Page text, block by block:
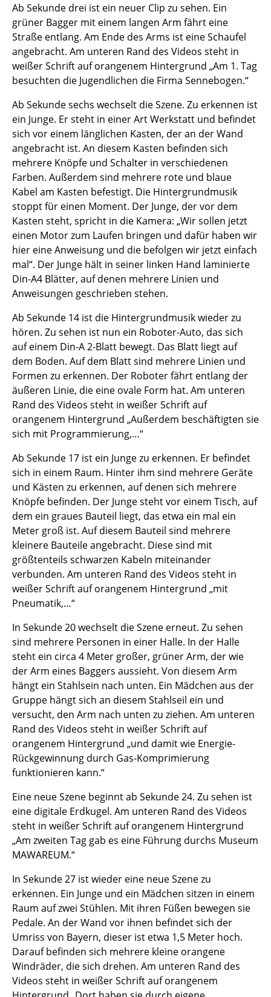
Ab Sekunde drei ist ein neuer Clip zu sehen. Ein
grüner Bagger mit einem langen Arm fährt eine
Straße entlang. Am Ende des Arms ist eine Schaufel
angebracht. Am unteren Rand des Videos steht in
weißer Schrift auf orangenem Hintergrund „Am 1. Tag
besuchten die Jugendlichen die Firma Sennebogen.“
Ab Sekunde sechs wechselt die Szene. Zu erkennen ist
ein Junge. Er steht in einer Art Werkstatt und befindet
sich vor einem länglichen Kasten, der an der Wand
angebracht ist. An diesem Kasten befinden sich
mehrere Knöpfe und Schalter in verschiedenen
Farben. Außerdem sind mehrere rote und blaue
Kabel am Kasten befestigt. Die Hintergrundmusik
stoppt für einen Moment. Der Junge, der vor dem
Kasten steht, spricht in die Kamera: „Wir sollen jetzt
einen Motor zum Laufen bringen und dafür haben wir
hier eine Anweisung und die befolgen wir jetzt einfach
mal“. Der Junge hält in seiner linken Hand laminierte
Din-A4 Blätter, auf denen mehrere Linien und
Anweisungen geschrieben stehen.
Ab Sekunde 14 ist die Hintergrundmusik wieder zu
hören. Zu sehen ist nun ein Roboter-Auto, das sich
auf einem Din-A 2-Blatt bewegt. Das Blatt liegt auf
dem Boden. Auf dem Blatt sind mehrere Linien und
Formen zu erkennen. Der Roboter fährt entlang der
äußeren Linie, die eine ovale Form hat. Am unteren
Rand des Videos steht in weißer Schrift auf
orangenem Hintergrund „Außerdem beschäftigten sie
sich mit Programmierung,…“
Ab Sekunde 17 ist ein Junge zu erkennen. Er befindet
sich in einem Raum. Hinter ihm sind mehrere Geräte
und Kästen zu erkennen, auf denen sich mehrere
Knöpfe befinden. Der Junge steht vor einem Tisch, auf
dem ein graues Bauteil liegt, das etwa ein mal ein
Meter groß ist. Auf diesem Bauteil sind mehrere
kleinere Bauteile angebracht. Diese sind mit
größtenteils schwarzen Kabeln miteinander
verbunden. Am unteren Rand des Videos steht in
weißer Schrift auf orangenem Hintergrund „mit
Pneumatik,…“
In Sekunde 20 wechselt die Szene erneut. Zu sehen
sind mehrere Personen in einer Halle. In der Halle
steht ein circa 4 Meter großer, grüner Arm, der wie
der Arm eines Baggers aussieht. Von diesem Arm
hängt ein Stahlsein nach unten. Ein Mädchen aus der
Gruppe hängt sich an diesem Stahlseil ein und
versucht, den Arm nach unten zu ziehen. Am unteren
Rand des Videos steht in weißer Schrift auf
orangenem Hintergrund „und damit wie Energie-
Rückgewinnung durch Gas-Komprimierung
funktionieren kann.“
Eine neue Szene beginnt ab Sekunde 24. Zu sehen ist
eine digitale Erdkugel. Am unteren Rand des Videos
steht in weißer Schrift auf orangenem Hintergrund
„Am zweiten Tag gab es eine Führung durchs Museum
MAWAREUM.“
In Sekunde 27 ist wieder eine neue Szene zu
erkennen. Ein Junge und ein Mädchen sitzen in einem
Raum auf zwei Stühlen. Mit ihren Füßen bewegen sie
Pedale. An der Wand vor ihnen befindet sich der
Umriss von Bayern, dieser ist etwa 1,5 Meter hoch.
Darauf befinden sich mehrere kleine orangene
Windräder, die sich drehen. Am unteren Rand des
Videos steht in weißer Schrift auf orangenem